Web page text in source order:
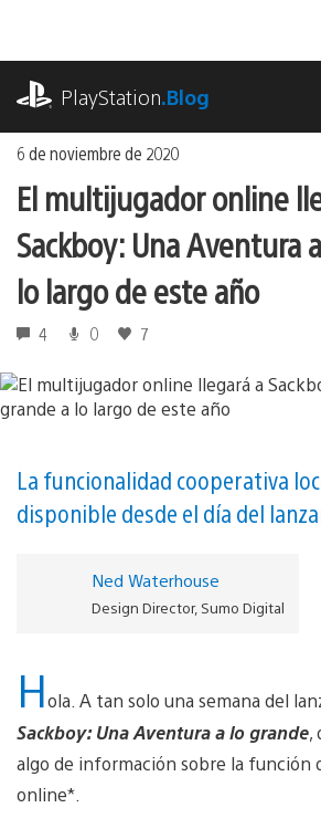
contenido
PlayStation.Blog
6 de noviembre de 2020
El multijugador online
Sackboy: Una Aventura
lo largo de este año
4 0 7
La funcionalidad cooperativa
disponible desde el día del
Ned Waterhouse
Design Director, Sumo Digital
Hola. A tan solo una semana del
Sackboy: Una Aventura a lo grande,
algo de información sobre la función
online*.